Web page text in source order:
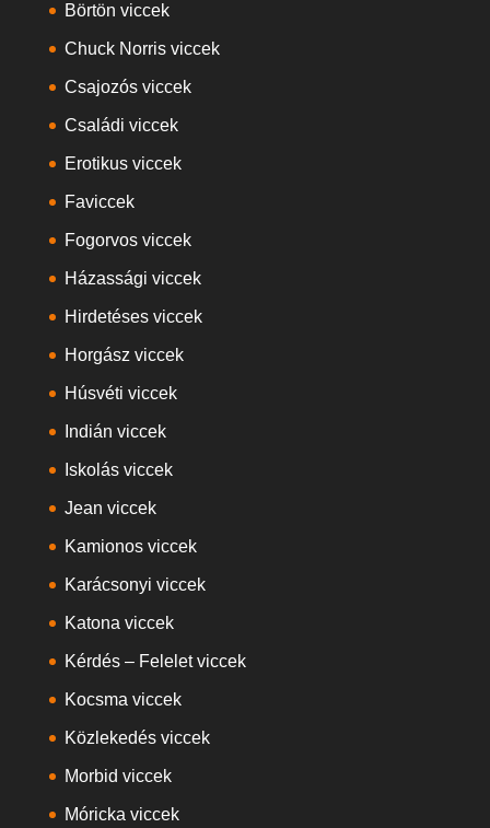
Börtön viccek
Chuck Norris viccek
Csajozós viccek
Családi viccek
Erotikus viccek
Faviccek
Fogorvos viccek
Házassági viccek
Hirdetéses viccek
Horgász viccek
Húsvéti viccek
Indián viccek
Iskolás viccek
Jean viccek
Kamionos viccek
Karácsonyi viccek
Katona viccek
Kérdés – Felelet viccek
Kocsma viccek
Közlekedés viccek
Morbid viccek
Móricka viccek